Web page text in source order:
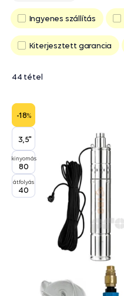
Ingyenes szállítás
Kiterjesztett garancia
44 tétel
-18%
3,5"
kinyomás
80
átfolyás
40